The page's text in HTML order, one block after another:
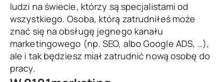
ludzi na świecie, którzy są specjalistami od
wszystkiego. Osoba, którą zatrudniłeś może
znać się na obsługę jegnego kanału
marketingowego (np. SEO, albo Google ADS, …),
ale i tak będziesz miał zatrudnić nową osobę do
pracy.